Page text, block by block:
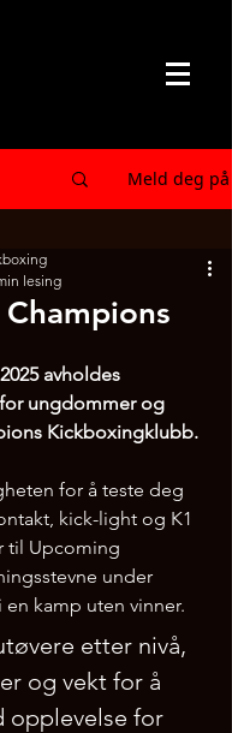
Meld deg på
lesing
avholdes
ungdommer og
Kickboxingklubb.
for å teste deg
kick-light og K1
til Upcoming
under
kamp uten vinner.
etter nivå,
og vekt for å
opplevelse for